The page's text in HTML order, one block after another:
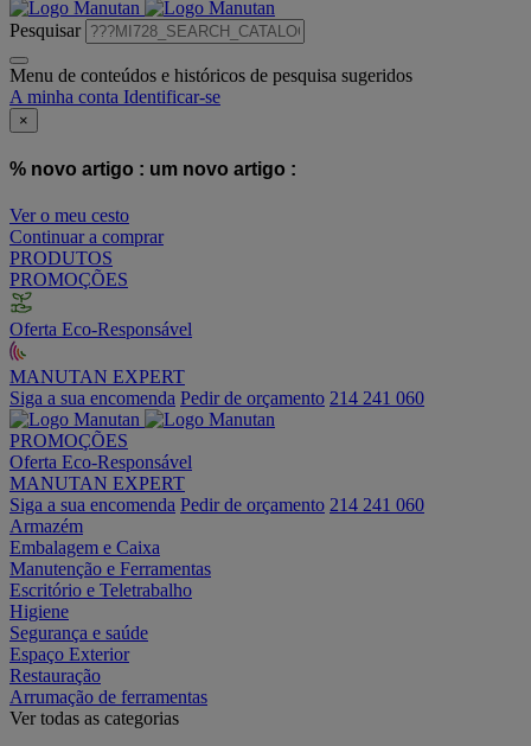
Pesquisar
Menu de conteúdos e históricos de pesquisa sugeridos
A minha conta Identificar-se
×
% novo artigo : um novo artigo :
Ver o meu cesto
Continuar a comprar
PRODUTOS
PROMOÇÕES
Oferta Eco-Responsável
MANUTAN EXPERT
Siga a sua encomenda Pedir de orçamento 214 241 060
PROMOÇÕES
Oferta Eco-Responsável
MANUTAN EXPERT
Siga a sua encomenda Pedir de orçamento 214 241 060
Armazém
Embalagem e Caixa
Manutenção e Ferramentas
Escritório e Teletrabalho
Higiene
Segurança e saúde
Espaço Exterior
Restauração
Arrumação de ferramentas
Ver todas as categorias